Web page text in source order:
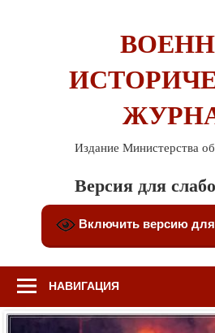
Издание Министерства
Версия для
Включить версию
НАВИГАЦИЯ